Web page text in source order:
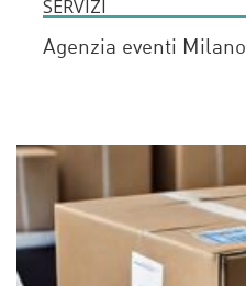
SERVIZI
Agenzia eventi Milano